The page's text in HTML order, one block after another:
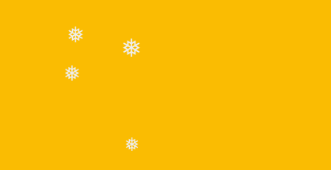
❅
❅
❅
❅